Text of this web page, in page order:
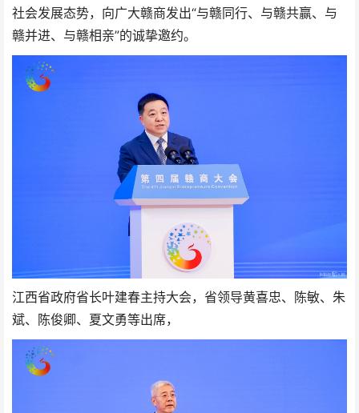
社会发展态势，向广大赣商发出“与赣同行、与赣共赢、与
赣并进、与赣相亲”的诚挚邀约。
江西省政府省长叶建春主持大会，省领导黄喜忠、陈敏、朱
斌、陈俊卿、夏文勇等出席，